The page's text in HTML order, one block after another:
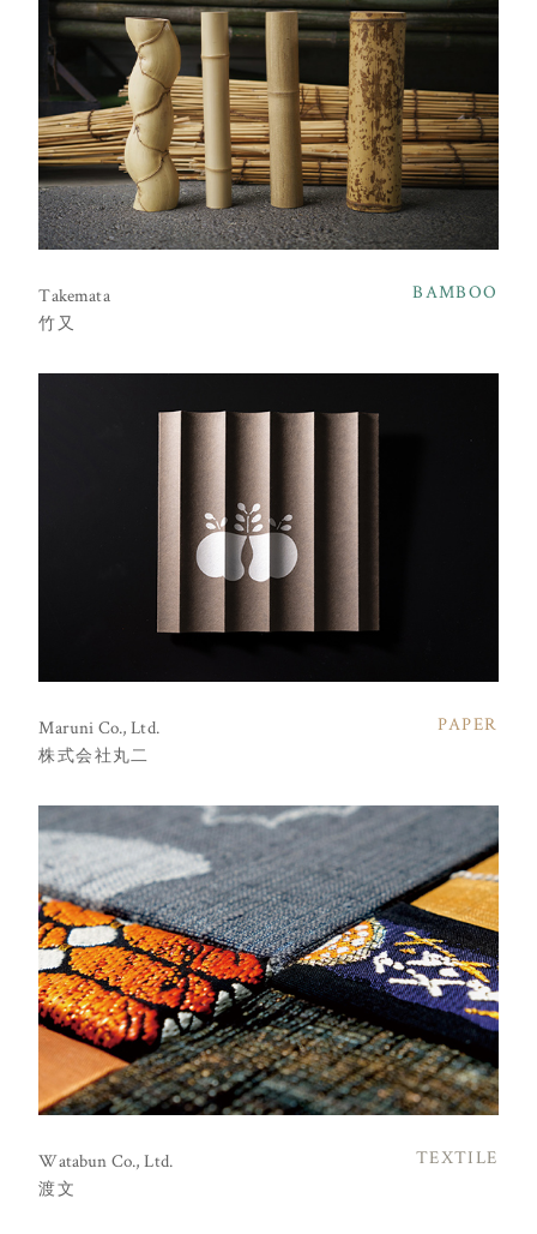
Takemata
竹又
BAMBOO
Maruni Co., Ltd.
株式会社丸二
PAPER
Watabun Co., Ltd.
渡文
TEXTILE